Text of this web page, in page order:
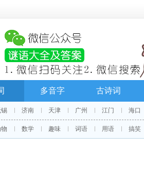
多音字 古诗词
济南 天津 广州 江门 海口
数学 趣味 词语 用语 搞笑